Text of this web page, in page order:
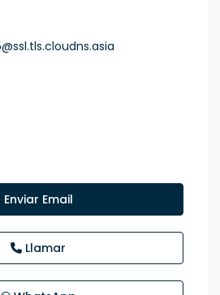
Enviar Email
Llamar